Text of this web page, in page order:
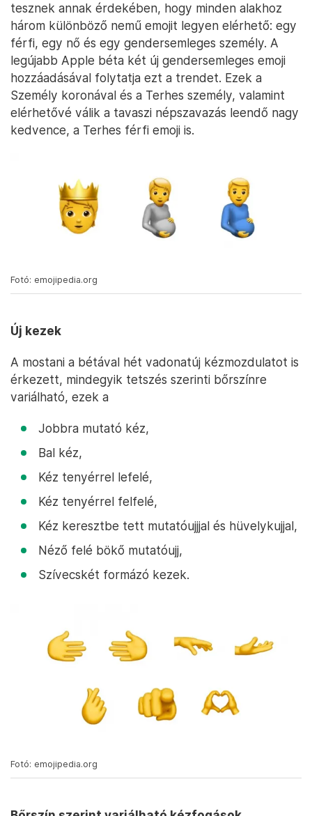
tesznek annak érdekében, hogy minden alakhoz
három különböző nemű emojit legyen elérhető: egy
férfi, egy nő és egy gendersemleges személy. A
legújabb Apple béta két új gendersemleges emoji
hozzáadásával folytatja ezt a trendet. Ezek a
Személy koronával és a Terhes személy, valamint
elérhetővé válik a tavaszi népszavazás leendő nagy
kedvence, a Terhes férfi emoji is.
Fotó: emojipedia.org
Új kezek
A mostani a bétával hét vadonatúj kézmozdulatot is
érkezett, mindegyik tetszés szerinti bőrszínre
variálható, ezek a
Jobbra mutató kéz,
Bal kéz,
Kéz tenyérrel lefelé,
Kéz tenyérrel felfelé,
Kéz keresztbe tett mutatóujjjal és hüvelykujjal,
Néző felé bökő mutatóujj,
Szívecskét formázó kezek.
Fotó: emojipedia.org